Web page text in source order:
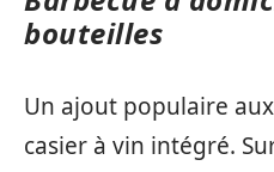
bouteilles
Un ajout populaire
casier à vin intégré.